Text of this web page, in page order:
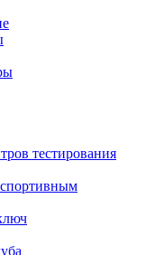
тестирования